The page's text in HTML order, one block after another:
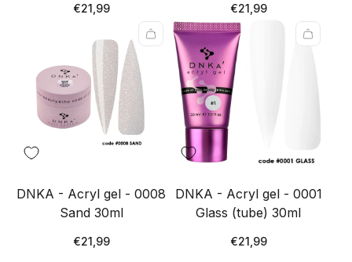
Redna
€21,99
Redna
cena
€21,99
DNKA - Acryl gel - 0008
Sand 30ml
Redna
€21,99
DNKA - Acryl gel - 0001
Glass (tube) 30ml
Redna
€21,99